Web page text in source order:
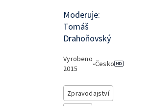
Moderuje:
Tomáš
Drahoňovský
Vyrobeno
2015
•Česko
Zpravodajství